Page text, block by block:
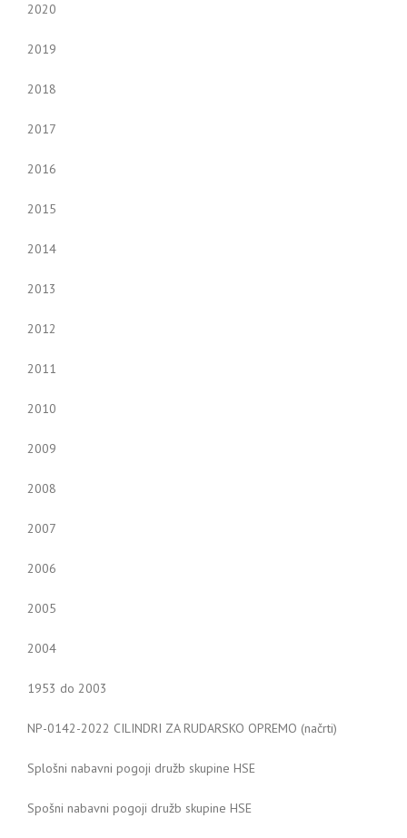
2020
2019
2018
2017
2016
2015
2014
2013
2012
2011
2010
2009
2008
2007
2006
2005
2004
1953 do 2003
NP-0142-2022 CILINDRI ZA RUDARSKO OPREMO (načrti)
Splošni nabavni pogoji družb skupine HSE
Spošni nabavni pogoji družb skupine HSE